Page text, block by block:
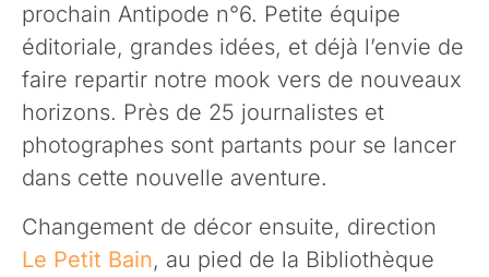
prochain Antipode n°6. Petite équipe
éditoriale, grandes idées, et déjà l’envie de
faire repartir notre mook vers de nouveaux
horizons. Près de 25 journalistes et
photographes sont partants pour se lancer
dans cette nouvelle aventure.
Changement de décor ensuite, direction
Le Petit Bain, au pied de la Bibliothèque